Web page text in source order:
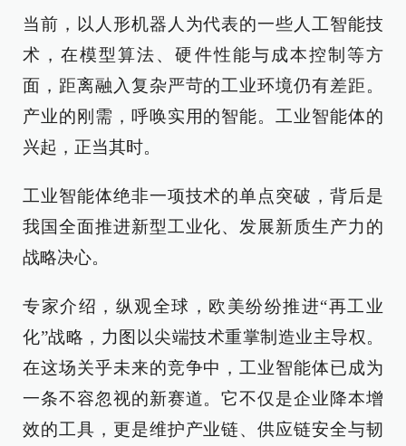
当前，以人形机器人为代表的一些人工智能技
术，在模型算法、硬件性能与成本控制等方
面，距离融入复杂严苛的工业环境仍有差距。
产业的刚需，呼唤实用的智能。工业智能体的
兴起，正当其时。
工业智能体绝非一项技术的单点突破，背后是
我国全面推进新型工业化、发展新质生产力的
战略决心。
专家介绍，纵观全球，欧美纷纷推进“再工业
化”战略，力图以尖端技术重掌制造业主导权。
在这场关乎未来的竞争中，工业智能体已成为
一条不容忽视的新赛道。它不仅是企业降本增
效的工具，更是维护产业链、供应链安全与韧